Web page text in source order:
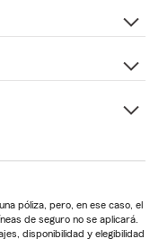
póliza, pero, en ese caso, el
de seguro no se aplicará.
disponibilidad y elegibilidad